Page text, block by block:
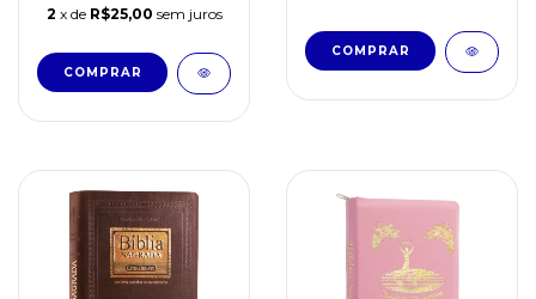
2 x de R$25,00 sem juros